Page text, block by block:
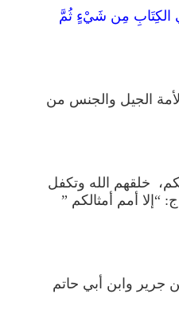
الكِتَابِ مِن شَيْءٍ ثُمَّ
الجيل والجنس من
خلقهم الله وتكفل
“إلا أمم أمثالكم ”
جرير وابن أبي حاتم